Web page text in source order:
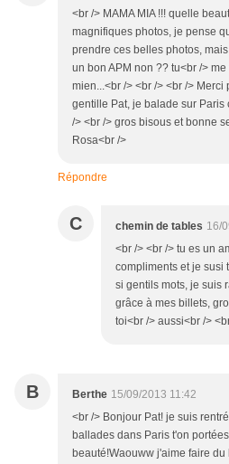
<br /> MAMA MIA !!! quelle
magnifiques photos, je pense
prendre ces belles photos,
un bon APM non ?? tu<br />
mien...<br /> <br /> <br />
gentille Pat, je balade sur Paris
/> <br /> gros bisous et bonne
Rosa<br />
Répondre
C chemin de tables 16/
<br /> <br /> tu es un
compliments et je susi
si gentils mots, je suis
grâce à mes billets,
toi<br /> aussi<br />
B Berthe 15/09/2013 11:42
<br /> Bonjour Pat! je suis
ballades dans Paris t'on
beauté!Waouww j'aime faire